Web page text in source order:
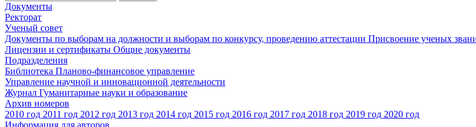
Документы
Ректорат
Ученый совет
Документы по выборам на должности и выборам по конкурсу, проведению аттестации Присвоение ученых
Лицензии и сертификаты Общие документы
Подразделения
Библиотека Планово-финансовое управление
Управление научной и инновационной деятельности
Журнал Гуманитарные науки и образование
Архив номеров
2010 год 2011 год 2012 год 2013 год 2014 год 2015 год 2016 год 2017 год 2018 год 2019 год 2020 год
Информация для авторов